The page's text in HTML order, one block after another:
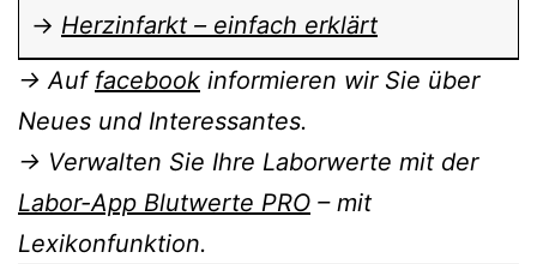
→ Herzinfarkt – einfach erklärt
→ Auf facebook informieren wir Sie über
Neues und Interessantes.
→ Verwalten Sie Ihre Laborwerte mit der
Labor-App Blutwerte PRO – mit
Lexikonfunktion.